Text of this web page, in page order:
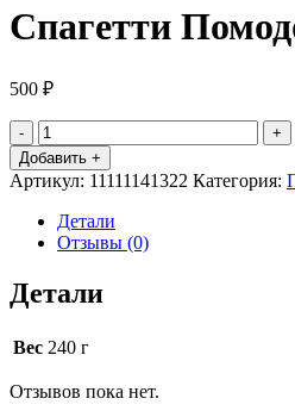
Спагетти
500 ₽
Количество
товара
Спагетти
Помодоро
240гр
Добавить +
Артикул: 11111141322 Категория:
Детали
Отзывы (0)
Детали
Вес 240 г
Отзывов пока нет.